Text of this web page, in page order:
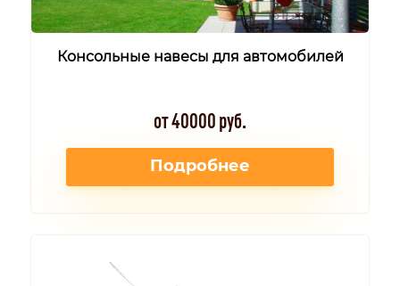
Консольные навесы для автомобилей
от 40000 руб.
Подробнее